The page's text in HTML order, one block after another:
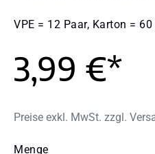
VPE = 12 Paar, Karton =
3,99 €*
Preise exkl. MwSt. zzgl.